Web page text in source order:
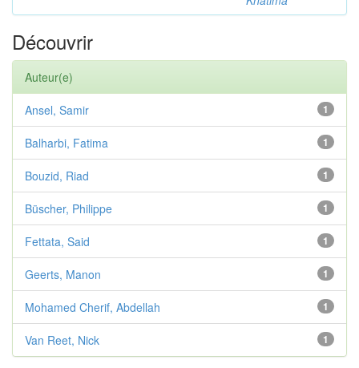
Découvrir
Auteur(e)
1
Ansel, Samir
1
Balharbi, Fatima
1
Bouzid, Riad
1
Büscher, Philippe
1
Fettata, Said
1
Geerts, Manon
1
Mohamed Cherif, Abdellah
1
Van Reet, Nick